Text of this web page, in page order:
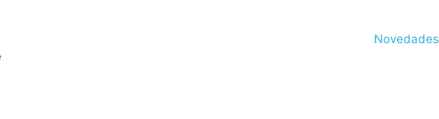
Novedades